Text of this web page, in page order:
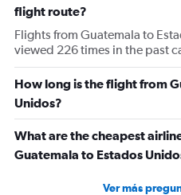
flight route?
Flights from Guatemala to
viewed 226 times in the past
How long is the flight from
Unidos?
What are the cheapest
Guatemala to Estados
Ver más